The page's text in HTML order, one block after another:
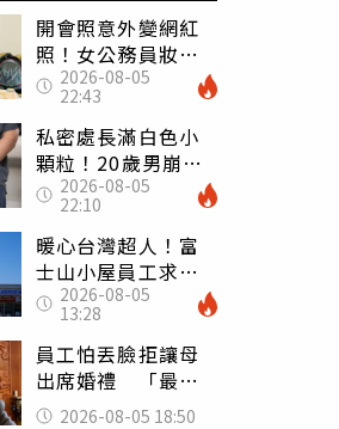
開會照意外變網紅
照！女公務員妝容
掀2千則留言 本人
怒嗆：化妝有錯嗎
2026-08-05
22:43
私密處長滿白色小
顆粒！20歲男崩潰
求診 醫曝5大真相
別再誤會
2026-08-05
22:10
暖心台灣超人！富
士山小屋員工求助
「想活下去」 山
友狂背物資上山：
台灣真的是寶島
2026-08-05
13:28
員工怕丟臉拒讓母
出席婚禮 「最愛
發錢老闆」震怒開
2026-08-05 18:50